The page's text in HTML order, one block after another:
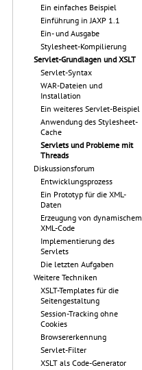
Ein einfaches Beispiel
Einführung in JAXP 1.1
Ein- und Ausgabe
Stylesheet-Kompilierung
Servlet-Grundlagen und XSLT
Servlet-Syntax
WAR-Dateien und
Installation
Ein weiteres Servlet-Beispiel
Anwendung des Stylesheet-
Cache
Servlets und Probleme mit
Threads
Diskussionsforum
Entwicklungsprozess
Ein Prototyp für die XML-
Daten
Erzeugung von dynamischem
XML-Code
Implementierung des
Servlets
Die letzten Aufgaben
Weitere Techniken
XSLT-Templates für die
Seitengestaltung
Session-Tracking ohne
Cookies
Browsererkennung
Servlet-Filter
XSLT als Code-Generator